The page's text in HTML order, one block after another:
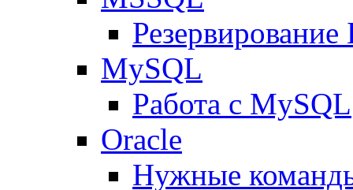
MySQL
Работа с MySQL
Oracle
Нужные